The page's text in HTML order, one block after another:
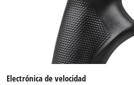
Electrónica de velocidad